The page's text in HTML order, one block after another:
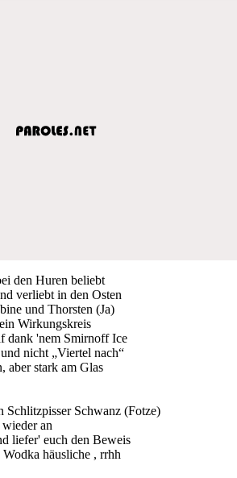
den Huren beliebt
verliebt in den Osten
und Thorsten (Ja)
Wirkungskreis
dank 'nem Smirnoff Ice
nicht „Viertel nach“
aber stark am Glas
Schlitzpisser Schwanz (Fotze)
an
liefer' euch den Beweis
häusliche , rrhh